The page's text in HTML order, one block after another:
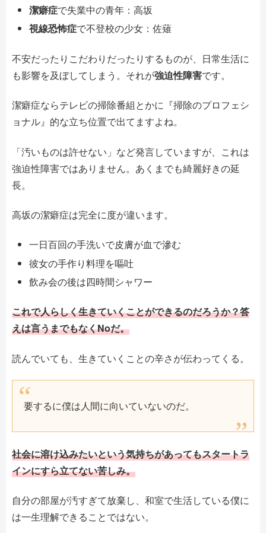
潔癖症で失業中の青年：高坂
視線恐怖症で不登校の少女：佐薙
不安だったりこだわりだったりするものが、日常生活に
も影響を及ぼしてしまう。それが強迫性障害です。
潔癖症ならテレビの掃除番組とかに『掃除のプロフェシ
ョナル』的な立ち位置で出てますよね。
「汚いものは許せない」など発言していますが、これは
強迫性障害ではありません。あくまでも綺麗好きの延
長。
高坂の潔癖症は完全に度が違います。
一日百回の手洗いで皮膚が血で滲む
彼女の手作り料理を嘔吐
飲み会の後は四時間シャワー
これで人らしく生きていくことができるのだろうか？答
えは言うまでもなくNoだ。
読んでいても、生きていくことの辛さが伝わってくる。
要するに僕は人間に向いていないのだ。
社会に溶け込みたいという気持ちがあってもスタートラ
インにすら立てない苦しみ。
自分の部屋が汚すぎて放棄し、和室で生活している僕に
は一生理解できることではない。